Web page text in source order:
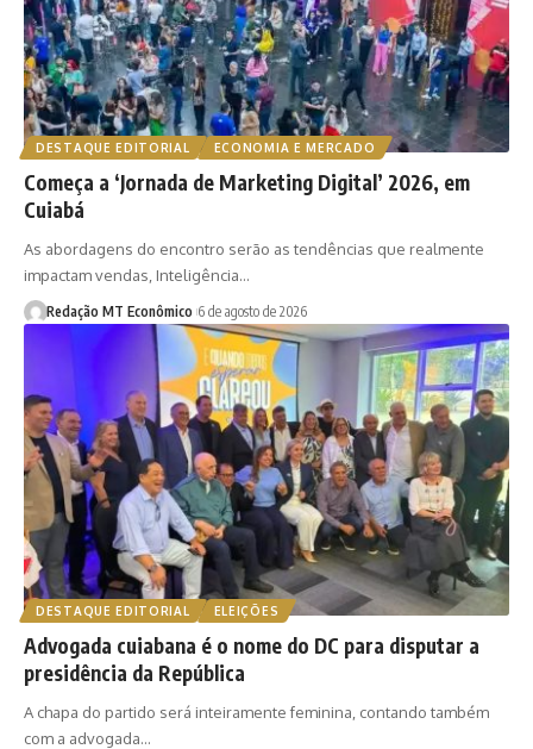
DESTAQUE EDITORIAL ECONOMIA E MERCADO
Começa a ‘Jornada de Marketing Digital’ 2026, em
Cuiabá
As abordagens do encontro serão as tendências que realmente
impactam vendas, Inteligência…
Redação MT Econômico 6 de agosto de 2026
DESTAQUE EDITORIAL ELEIÇÕES
Advogada cuiabana é o nome do DC para disputar a
presidência da República
A chapa do partido será inteiramente feminina, contando também
com a advogada…